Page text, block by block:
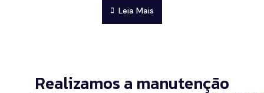
Leia Mais
Realizamos a manutenção